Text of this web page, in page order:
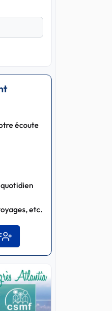
écoute
etc.